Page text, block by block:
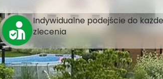
Indywidualne podejście do
zlecenia